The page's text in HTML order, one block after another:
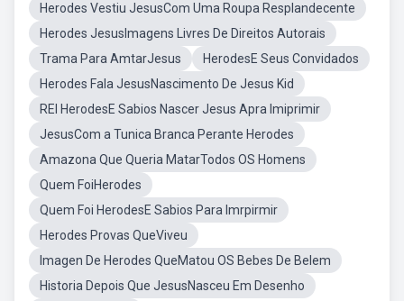
Herodes Vestiu JesusCom Uma Roupa Resplandecente
Herodes JesusImagens Livres De Direitos Autorais
Trama Para AmtarJesus
HerodesE Seus Convidados
Herodes Fala JesusNascimento De Jesus Kid
REI HerodesE Sabios Nascer Jesus Apra Imiprimir
JesusCom a Tunica Branca Perante Herodes
Amazona Que Queria MatarTodos OS Homens
Quem FoiHerodes
Quem Foi HerodesE Sabios Para Imrpirmir
Herodes Provas QueViveu
Imagen De Herodes QueMatou OS Bebes De Belem
Historia Depois Que JesusNasceu Em Desenho